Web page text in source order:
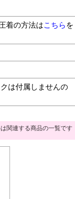
着の方法はこちら を
は付属しませんの
関連する商品の一覧です